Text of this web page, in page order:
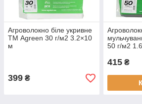
Агроволокно біле укривне
ТМ Agreen 30 г/м2 3.2×10
м
399 ₴
50 г/м2
415₴